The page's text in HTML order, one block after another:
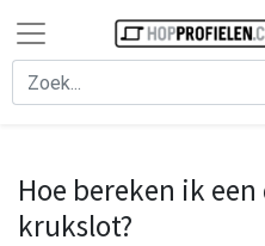
Hoe bereken ik
krukslot?